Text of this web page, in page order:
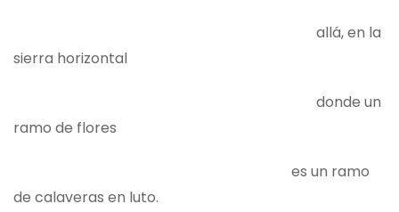
allá, en la
sierra horizontal
donde un
ramo de flores
es un ramo
de calaveras en luto.